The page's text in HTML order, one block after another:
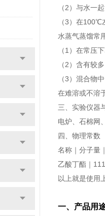
（2）与水一
（3）在
水蒸气蒸馏常
（1）在常压
（2）含有较
（3）混合物
在难溶或不溶
三、实验仪器
电炉、石棉网
四、物理常数
名称｜分子量
乙酸丁酯｜
以上就是使用
一、产品用